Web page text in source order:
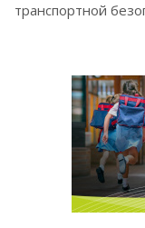
транспортной